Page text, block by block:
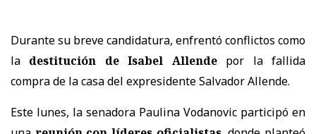
Durante su breve candidatura, enfrentó conflictos como
la destitución de Isabel Allendepor la fallida
compra de la casa del expresidente Salvador Allende.
Este lunes, la senadora Paulina Vodanovic participó en